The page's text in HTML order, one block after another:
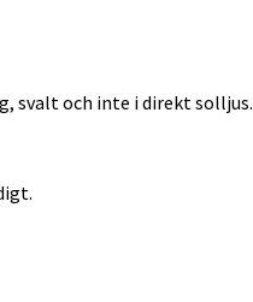
svalt och inte i direkt solljus.